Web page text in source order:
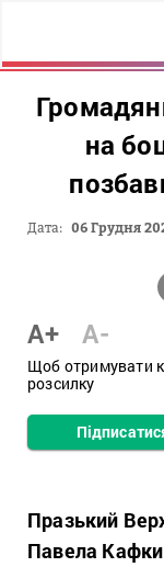
на
Дата: 06 Грудня
A+ A-
Щоб отримувати
розсилку
Празький
Павела Кафки